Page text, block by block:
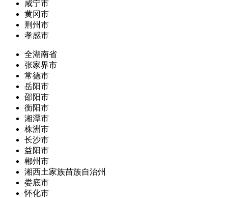
咸宁市
黄冈市
荆州市
孝感市
全湖南省
张家界市
常德市
岳阳市
邵阳市
衡阳市
湘潭市
株洲市
长沙市
益阳市
郴州市
湘西土家族苗族自治州
娄底市
怀化市